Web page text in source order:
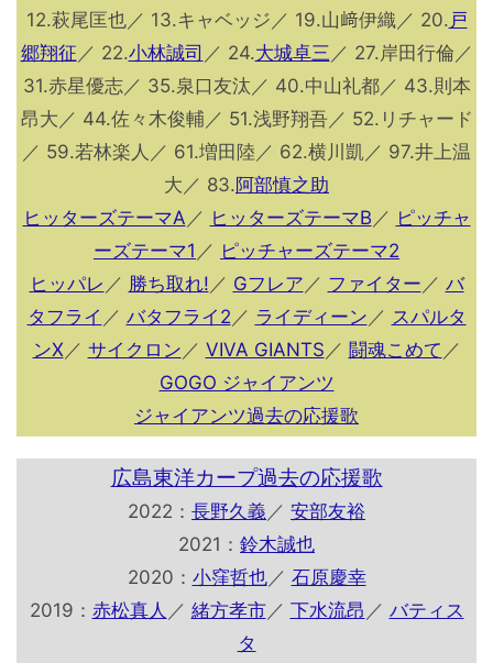
12.萩尾匡也／ 13.キャベッジ／ 19.山﨑伊織／ 20. 戸
郷翔征 ／ 22.小林誠司 ／ 24.大城卓三 ／ 27.岸田行倫／
31.赤星優志／ 35.泉口友汰／ 40.中山礼都／ 43.則本
昂大／ 44.佐々木俊輔／ 51.浅野翔吾／ 52.リチャード
／ 59.若林楽人／ 61.増田陸／ 62.横川凱／ 97.井上温
大／ 83.阿部慎之助
ヒッターズテーマA ／ ヒッターズテーマB ／ ピッチャ
ーズテーマ1 ／ ピッチャーズテーマ2
ヒッパレ ／ 勝ち取れ! ／ Gフレア ／ ファイター ／ バ
タフライ ／ バタフライ2 ／ ライディーン ／ スパルタ
ンX／ サイクロン ／ VIVA GIANTS ／ 闘魂こめて ／
GOGO ジャイアンツ
ジャイアンツ過去の応援歌
広島東洋カープ過去の応援歌
2022： 長野久義 ／ 安部友裕
2021： 鈴木誠也
2020： 小窪哲也／ 石原慶幸
2019： 赤松真人 ／ 緒方孝市／ 下水流昂 ／ バティス
タ